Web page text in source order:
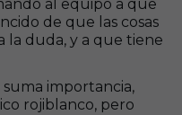
al equipo a que
de que las cosas
la duda, y a que tiene
suma importancia,
rojiblanco, pero